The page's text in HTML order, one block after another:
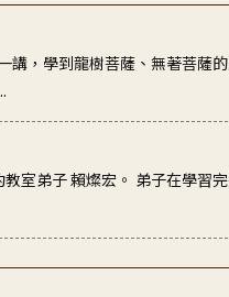
講，學到龍樹菩薩、無著菩薩
室弟子 賴燦宏。 弟子在學習